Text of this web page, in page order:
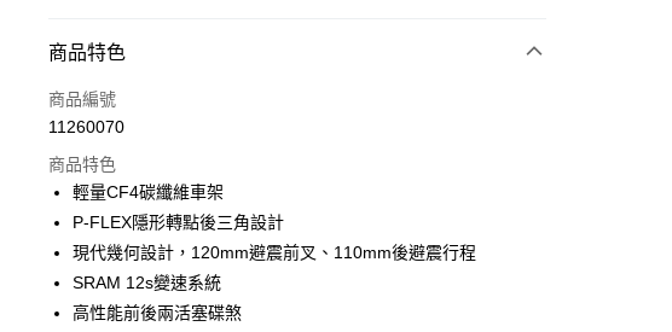
付款方式
信用卡一次付款
3 期 0 利率 每期
合作金庫商業銀行
華南商業銀行
彰化商業銀行
國泰世華商業銀行
臺灣中小企業銀行
6 期 0 利率 每期NT$19,000
合作金庫商業銀行
第一商業銀行
華南商業銀行
上海商業儲蓄銀行
LINE Pay
Apple Pay
商品特色
商品編號
11260070
商品特色
輕量CF4碳纖維車架
P-FLEX隱形轉點後三角設計
現代幾何設計，120mm避震前叉、110mm後避震行程
SRAM 12s變速系統
高性能前後兩活塞碟煞